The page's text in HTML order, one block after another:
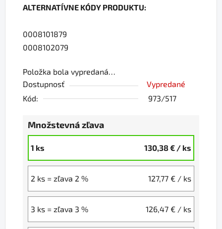
ALTERNATÍVNE KÓDY PRODUKTU:
0008101879
0008102079
Položka bola vypredaná…
Dostupnosť
Vypredané
Kód:
973/517
Množstevná zľava
1 ks 130,38 € / ks
2 ks = zľava 2 % 127,77 € / ks
3 ks = zľava 3 % 126,47 € / ks